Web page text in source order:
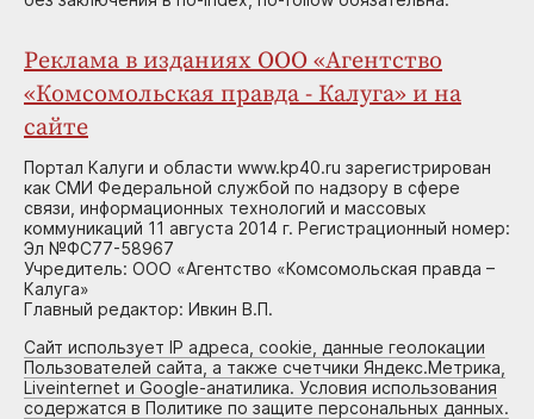
Реклама в изданиях ООО «Агентство
«Комсомольская правда - Калуга» и на
сайте
Портал Калуги и области www.kp40.ru зарегистрирован
как СМИ Федеральной службой по надзору в сфере
связи, информационных технологий и массовых
коммуникаций 11 августа 2014 г. Регистрационный номер:
Эл №ФС77-58967
Учредитель: ООО «Агентство «Комсомольская правда –
Калуга»
Главный редактор: Ивкин В.П.
Сайт использует IP адреса, cookie, данные геолокации
Пользователей сайта, а также счетчики Яндекс.Метрика,
Liveinternet и Google-анатилика. Условия использования
содержатся в Политике по защите персональных данных.